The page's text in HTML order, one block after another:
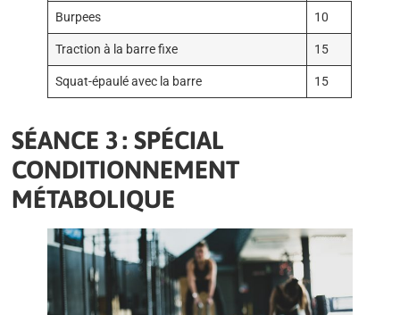
Burpees 10
Traction à la barre fixe 15
Squat-épaulé avec la barre 15
SÉANCE 3 : SPÉCIAL
CONDITIONNEMENT
MÉTABOLIQUE